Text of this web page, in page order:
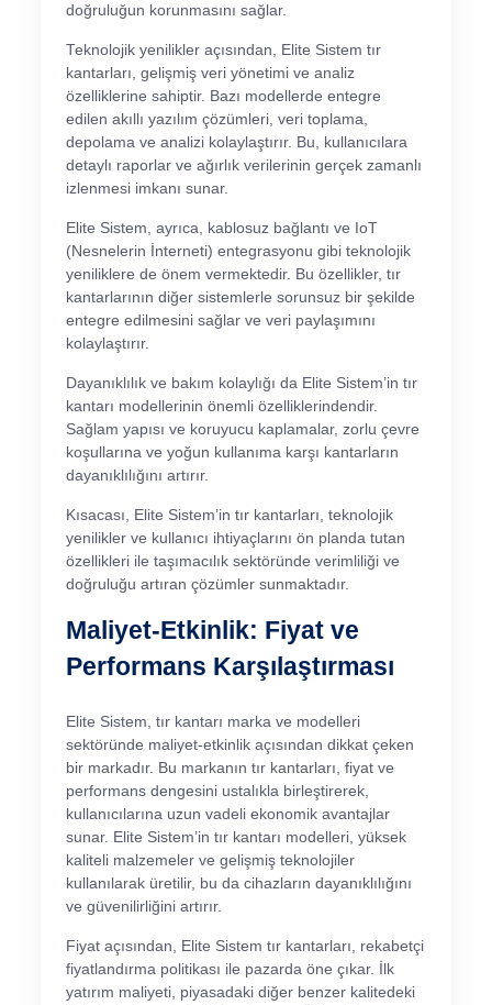
doğruluğun korunmasını sağlar.
Teknolojik yenilikler açısından, Elite Sistem tır
kantarları, gelişmiş veri yönetimi ve analiz
özelliklerine sahiptir. Bazı modellerde entegre
edilen akıllı yazılım çözümleri, veri toplama,
depolama ve analizi kolaylaştırır. Bu, kullanıcılara
detaylı raporlar ve ağırlık verilerinin gerçek zamanlı
izlenmesi imkanı sunar.
Elite Sistem, ayrıca, kablosuz bağlantı ve IoT
(Nesnelerin İnterneti) entegrasyonu gibi teknolojik
yeniliklere de önem vermektedir. Bu özellikler, tır
kantarlarının diğer sistemlerle sorunsuz bir şekilde
entegre edilmesini sağlar ve veri paylaşımını
kolaylaştırır.
Dayanıklılık ve bakım kolaylığı da Elite Sistem’in tır
kantarı modellerinin önemli özelliklerindendir.
Sağlam yapısı ve koruyucu kaplamalar, zorlu çevre
koşullarına ve yoğun kullanıma karşı kantarların
dayanıklılığını artırır.
Kısacası, Elite Sistem’in tır kantarları, teknolojik
yenilikler ve kullanıcı ihtiyaçlarını ön planda tutan
özellikleri ile taşımacılık sektöründe verimliliği ve
doğruluğu artıran çözümler sunmaktadır.
Maliyet-Etkinlik: Fiyat ve
Performans Karşılaştırması
Elite Sistem, tır kantarı marka ve modelleri
sektöründe maliyet-etkinlik açısından dikkat çeken
bir markadır. Bu markanın tır kantarları, fiyat ve
performans dengesini ustalıkla birleştirerek,
kullanıcılarına uzun vadeli ekonomik avantajlar
sunar. Elite Sistem’in tır kantarı modelleri, yüksek
kaliteli malzemeler ve gelişmiş teknolojiler
kullanılarak üretilir, bu da cihazların dayanıklılığını
ve güvenilirliğini artırır.
Fiyat açısından, Elite Sistem tır kantarları, rekabetçi
fiyatlandırma politikası ile pazarda öne çıkar. İlk
yatırım maliyeti, piyasadaki diğer benzer kalitedeki